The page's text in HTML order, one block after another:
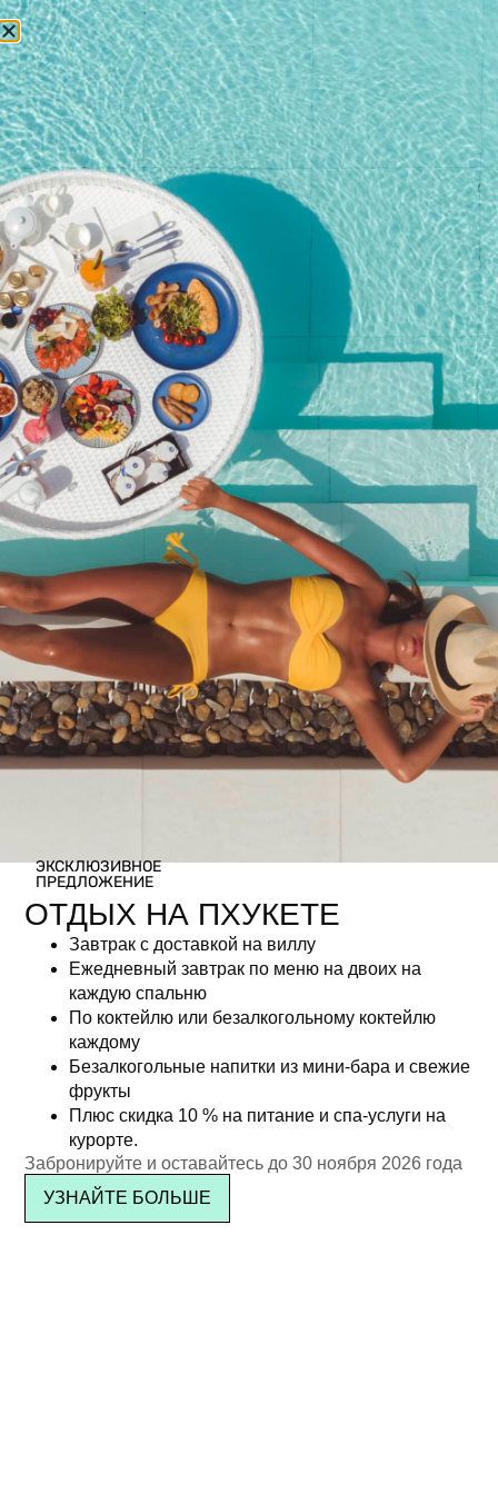
БРОНИРОВАНИЕ
Главная/ Магазин / Premium Free Flow + Канапе
потреблением напитков +
канапе
4,108.50
Подписка на
рассылку
ЭКСКЛЮЗИВНОЕ
ПРЕДЛОЖЕНИЕ
ОТДЫХ НА ПХУКЕТЕ
Завтрак с доставкой на виллу
Ежедневный завтрак по меню на двоих на
каждую спальню
По коктейлю или безалкогольному коктейлю
каждому
Безалкогольные напитки из мини-бара и свежие
фрукты
Плюс скидка 10 % на питание и спа-услуги на
курорте.
Забронируйте и оставайтесь до 30 ноября 2026 года
УЗНАЙТЕ БОЛЬШЕ